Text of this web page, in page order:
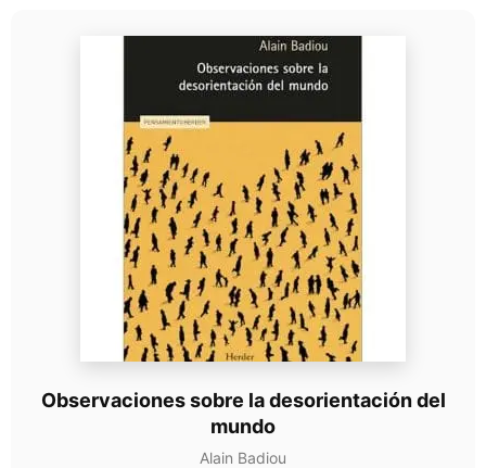
Observaciones sobre la desorientación del
mundo
Alain Badiou